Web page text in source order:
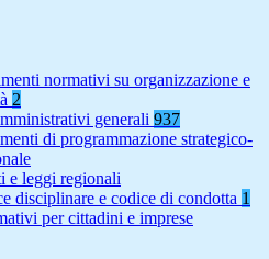
normativi su organizzazione e
2
generali 937
di programmazione strategico-
e leggi regionali
disciplinare e codice di condotta 1
per cittadini e imprese